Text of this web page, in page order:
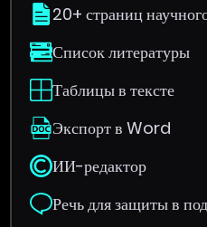
20+ страниц
Список литературы
Таблицы в тексте
Экспорт в Word
ИИ-редактор
Речь для защиты в